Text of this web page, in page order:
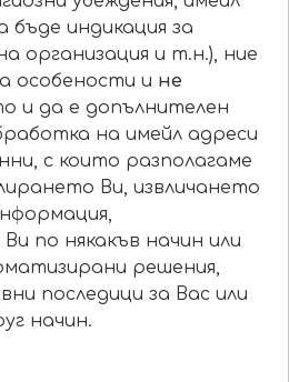
индикация за
организация и т.н.), ние
особености и не
и да е допълнителен
на имейл адреси
с които разполагаме
Ви, извличането
по някакъв начин или
решения,
последици за Вас или
начин.